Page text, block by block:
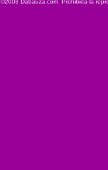
©2003 Dabauza.com. Prohibida la